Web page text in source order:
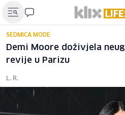
SEDMICA MODE
Demi Moore doživjela
revije u Parizu
L. R.